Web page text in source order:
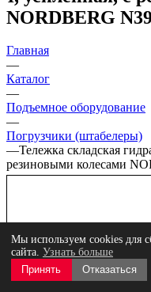
NORDBERG
Главная
—
Каталог
—
Подъемное оборудование
—
Погрузчики (штабелеры)
—Тележка складская
резиновыми колесами
Мы используем cookies для
сайта. Узнать больше
Принять
Отказаться